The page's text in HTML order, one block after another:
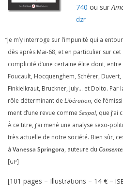
740 ou sur
dzr
“Je m’y inter­roge sur l’impunité qui a
dès après Mai-68, et en par­ti­cu­lier sur
com­pli­ci­té d’une cer­taine élite dont,
Foucault, Hocquenghem, Schérer,
Finkielkraut, Bruckner, July… et Dolto. Par
rôle déter­mi­nant de Libération, de
ment d’une revue comme Sexpol, que j’ai
À ce titre, j’ai mené une ana­lyse sexo-
très actuelle de notre socié­té. Bien sûr,
à Vanessa Springora, auteure du
[GP]
[101 pages – Illustrations – 14 € –